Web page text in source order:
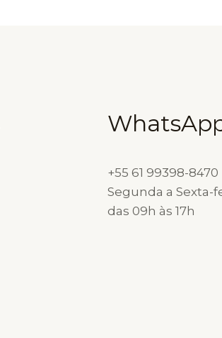
+55 61 99398-8470
Segunda a Sexta-
das 09h às 17h